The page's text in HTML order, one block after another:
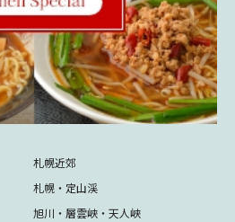
札幌近郊
札幌・定山渓
旭川・層雲峡・天人峡